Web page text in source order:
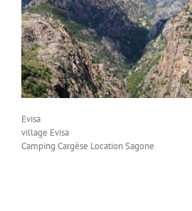
Evisa
village Evisa
Camping Cargèse Location Sagone